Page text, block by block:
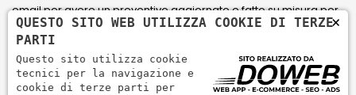
email per avere un preventivo aggiornato e fatto su misura per
il cliente.
5) Paga con Carta di credito Visa, Visa Electron, Maestro,
Mastercard tramite il circuito PayPal. PayPal serve per pagare,
×
QUESTO SITO WEB UTILIZZA COOKIE DI TERZE
PARTI
Questo sito utilizza cookie
tecnici per la navigazione e
cookie di terze parti per